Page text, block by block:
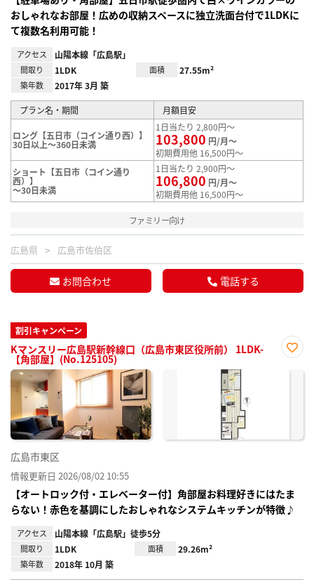
おしゃれなお部屋！広めの収納スペースに独立洗面台付で1LDKに
て複数名利用可能！
アクセス 山陽本線「広島駅」
間取り 1LDK 面積 27.55m²
築年数 2017年 3月 築
プラン名・期間 月額目安
ロング【五日市（コイン通り西）】
30日以上～360日未満
1日当たり 2,800円～
103,800 円/月～
初期費用他 16,500円～
ショート【五日市（コイン通り
西）】
～30日未満
1日当たり 2,900円～
106,800 円/月～
初期費用他 16,500円～
ファミリー向け
広島県 広島市佐伯区
お問合わせ 電話する
割引キャンペーン
Kマンスリー広島駅新幹線口（広島市東区役所前） 1LDK-
【角部屋】(No.125105)
に入
広島市東区
情報更新日 2026/08/02 10:55
【オートロック付・エレベーター付】角部屋お料理好きにはたま
らない！赤色を基調にしたおしゃれなシステムキッチンが特徴♪
アクセス 山陽本線「広島駅」徒歩5分
間取り 1LDK 面積 29.26m²
築年数 2018年 10月 築